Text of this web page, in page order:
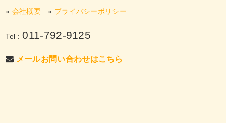
» 会社概要 » プライバシーポリシー
Tel：011-792-9125
メールお問い合わせはこちら